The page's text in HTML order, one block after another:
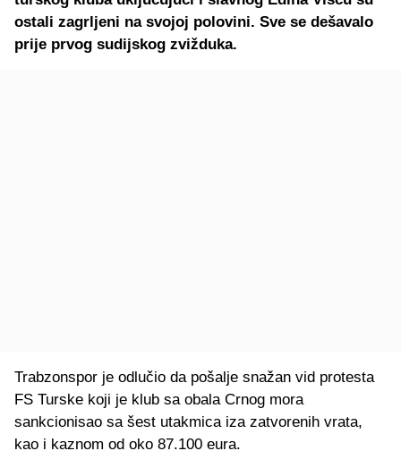
ostali zagrljeni na svojoj polovini. Sve se dešavalo
prije prvog sudijskog zvižduka.
Trabzonspor je odlučio da pošalje snažan vid protesta
FS Turske koji je klub sa obala Crnog mora
sankcionisao sa šest utakmica iza zatvorenih vrata,
kao i kaznom od oko 87.100 eura.